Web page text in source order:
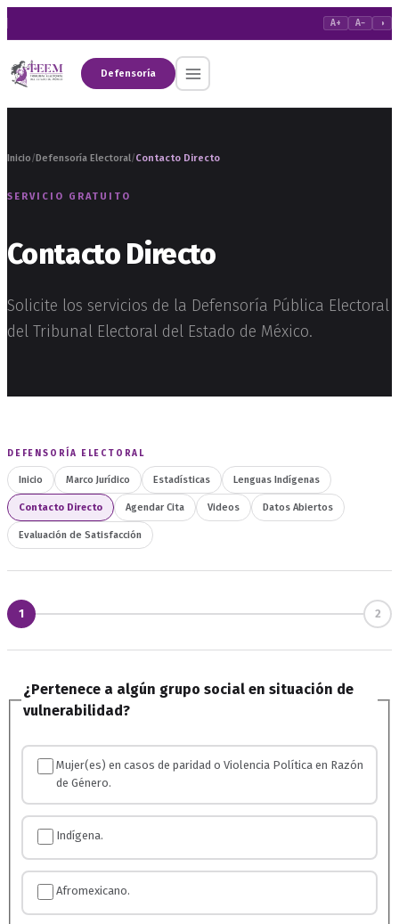
A+ A− ◑
Defensoría
Inicio/Defensoría Electoral/Contacto Directo
SERVICIO GRATUITO
Contacto Directo
Solicite los servicios de la Defensoría Pública Electoral
del Tribunal Electoral del Estado de México.
DEFENSORÍA ELECTORAL
Inicio Marco Jurídico Estadísticas Lenguas Indígenas
Contacto Directo Agendar Cita Videos Datos Abiertos
Evaluación de Satisfacción
1 2
¿Pertenece a algún grupo social en situación de
vulnerabilidad?
Mujer(es) en casos de paridad o Violencia Política en Razón
de Género.
Indígena.
Afromexicano.